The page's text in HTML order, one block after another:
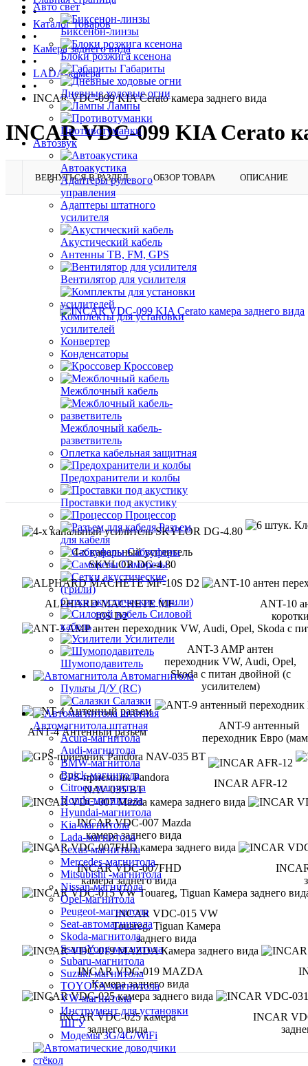
Авто свет
Биксенон-линзы
Блоки розжига ксенона
Габариты
Дневные ходовые огни
Лампы
Противотуманки
Автозвук
Автоакустика
Адаптеры рулевого
управления
Адаптеры штатного
усилителя
Акустический кабель
Антенны ТВ, FM, GPS
Вентилятор для усилителя
Комплекты для установки
усилителей
Конвертер
Конденсаторы
Кроссовер
Межблочный кабель
Межблочный кабель-
разветвитель
Оплетка кабельная защитная
Предохранители и колбы
Проставки под акустику
Процессор
Разъем
для кабеля
Сабвуферы
Саморезы
Сетки акустические (грили)
Силовой
кабель
Усилители
Шумоподавитель
Автомагнитола
Пульты Д/У (RC)
Салазки
Автомагнитола штатная
Acura-магнитола
Audi-магнитола
BMW-магнитола
Buick-магнитола
Citroen-магнитола
Honda-магнитола
Hyundai-магнитола
Kia-магнитола
Lada-магнитола
Lexus-магнитола
Mercedes-магнитола
Mitsubishi -магнитола
Nissan-магнитола
Opel-магнитола
Peugeot-магнитола
Seat-автомагнитола
Skoda-магнитола
SsangYong-магнитола
Subaru-магнитола
Suzuki-магнитола
TOYOTA-магнитола
VW-магнитола
Инструмент для установки
ШГУ
Модемы 3G/4G/WiFi
•
Каталог товаров
•
Камера заднего вида
•
LADA-камера
•
INCAR VDC-099 KIA Cerato камера заднего вида
INCAR VDC-099 KIA Cerato
ВЕРНУТЬСЯ В РАЗДЕЛ ОБЗОР ТОВАРА ОПИСАНИЕ
4-х канальный усилитель
SKYLOR DG-4.80
ALPHARD MACHETE MF-
10S D2
ANT-10
ANT-3 AMP антен
переходник VW, Audi, Opel,
Skoda с питан двойной (с
усилителем)
ANT-4 Антенный разъем
ANT-9 антенный
переходник Евро
GPS-приемник Pandora
NAV-035 BT
INCAR AFR-12
INCAR VDC-007 Mazda
камера заднего вида
INCAR VDC-007FHD
камера заднего вида
INCAR VDC-015 VW
Touareg, Tiguan Камера
заднего вида
INCAR VDC-019 MAZDA
Камера заднего вида
INCAR VDC-025 камера
заднего вида
INCAR